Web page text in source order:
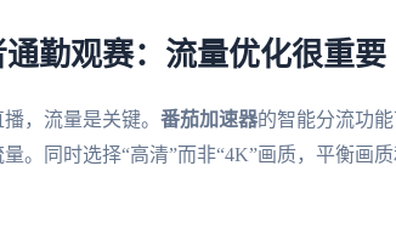
勤观赛：流量优化很重要
，流量是关键。 番茄加速器的智能分流功
。同时选择“高清”而非“4K”画质，平衡画